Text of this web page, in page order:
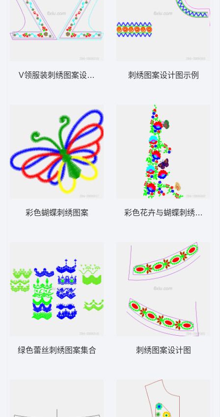
V领服装刺绣图案设计图
彩色蝴蝶刺绣图案
绿色蕾丝刺绣图案集合
刺绣图案设计图示例
彩色花卉与蝴蝶刺绣图案
刺绣图案设计图